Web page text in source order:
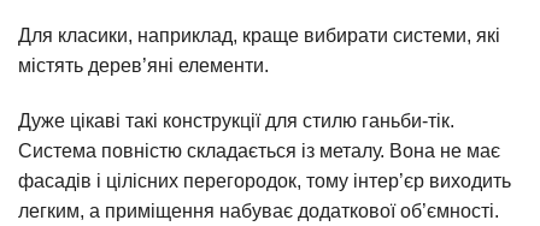
Для класики, наприклад, краще вибирати системи, які
містять дерев’яні елементи.
Дуже цікаві такі конструкції для стилю ганьби-тік.
Система повністю складається із металу. Вона не має
фасадів і цілісних перегородок, тому інтер’єр виходить
легким, а приміщення набуває додаткової об’ємності.